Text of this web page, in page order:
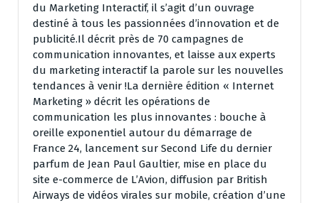
du Marketing Interactif, il s’agit d’un ouvrage
destiné à tous les passionnées d’innovation et de
publicité.Il décrit près de 70 campagnes de
communication innovantes, et laisse aux experts
du marketing interactif la parole sur les nouvelles
tendances à venir !La dernière édition « Internet
Marketing » décrit les opérations de
communication les plus innovantes : bouche à
oreille exponentiel autour du démarrage de
France 24, lancement sur Second Life du dernier
parfum de Jean Paul Gaultier, mise en place du
site e-commerce de L’Avion, diffusion par British
Airways de vidéos virales sur mobile, création d’une